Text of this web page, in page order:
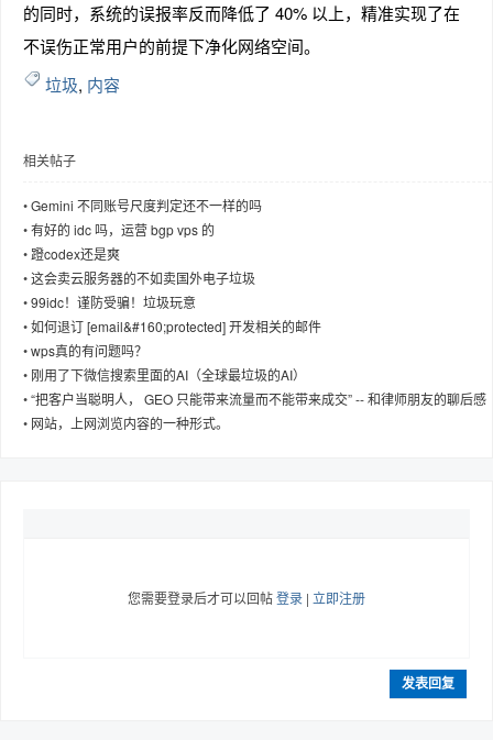
的同时，系统的误报率反而降低了 40% 以上，精准实现了在
不误伤正常用户的前提下净化网络空间。
垃圾, 内容
相关帖子
•Gemini 不同账号尺度判定还不一样的吗
•有好的 idc 吗，运营 bgp vps 的
• 蹬codex还是爽
•这会卖云服务器的不如卖国外电子垃圾
•99idc！谨防受骗！垃圾玩意
•如何退订 [email&#160;protected] 开发相关的邮件
•wps真的有问题吗？
• 刚用了下微信搜索里面的AI（全球最垃圾的AI）
•“把客户当聪明人， GEO 只能带来流量而不能带来成交” -- 和律师朋友的聊后感
• 网站，上网浏览内容的一种形式。
您需要登录后才可以回帖登录 | 立即注册
发表回复